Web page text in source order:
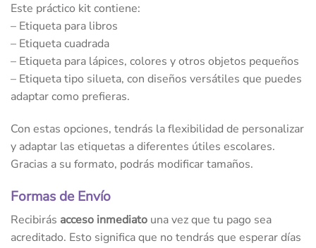
Este práctico kit contiene:
– Etiqueta para libros
– Etiqueta cuadrada
– Etiqueta para lápices, colores y otros objetos pequeños
– Etiqueta tipo silueta, con diseños versátiles que puedes
adaptar como prefieras.
Con estas opciones, tendrás la flexibilidad de personalizar
y adaptar las etiquetas a diferentes útiles escolares.
Gracias a su formato, podrás modificar tamaños.
Formas de Envío
Recibirás acceso inmediato una vez que tu pago sea
acreditado. Esto significa que no tendrás que esperar días